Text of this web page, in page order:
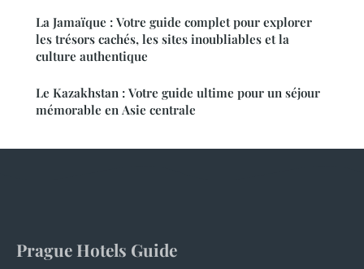
La Jamaïque : Votre guide complet pour explorer
les trésors cachés, les sites inoubliables et la
culture authentique
Le Kazakhstan : Votre guide ultime pour un séjour
mémorable en Asie centrale
Prague Hotels Guide